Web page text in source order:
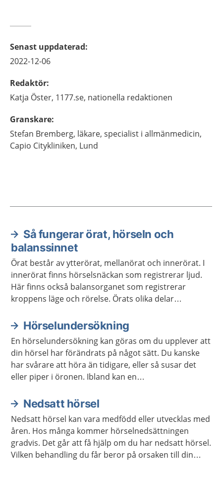
Senast uppdaterad:
2022-12-06
Redaktör:
Katja Öster, 1177.se, nationella redaktionen
Granskare:
Stefan Bremberg, läkare, specialist i allmänmedicin,
Capio Citykliniken, Lund
Aktuella artiklar
Så fungerar örat, hörseln och
balanssinnet
Örat består av ytterörat, mellanörat och innerörat. I
innerörat finns hörselsnäckan som registrerar ljud.
Här finns också balansorganet som registrerar
kroppens läge och rörelse. Örats olika delar
hörselcentrum och balanscentrum i hjärnan.
Hörselundersökning
En hörselundersökning kan göras om du upplever att
din hörsel har förändrats på något sätt. Du kanske
har svårare att höra än tidigare, eller så susar det
eller piper i öronen. Ibland kan en
Nedsatt hörsel
Nedsatt hörsel kan vara medfödd eller utvecklas med
åren. Hos många kommer hörselnedsättningen
gradvis. Det går att få hjälp om du har nedsatt hörsel.
Vilken behandling du får beror på orsaken till din